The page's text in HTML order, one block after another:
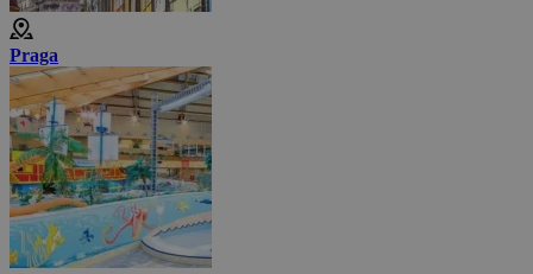
Praga